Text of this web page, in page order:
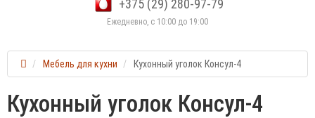
+375 (29) 280-97-79
Ежедневно, с 10:00 до 19:00
Мебель для кухни Кухонный уголок Консул-4
Кухонный уголок Консул-4